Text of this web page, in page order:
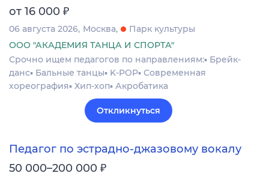
от 16 000 ₽
06 августа 2026 Москва
Парк культуры
ООО "АКАДЕМИЯ ТАНЦА И СПОРТА"
Срочно ищем педагогов по направлениям:▪️ Брейк-
данс▪️ Бальные танцы▪️ K-POP▪️ Современная
хореография▪️ Хип-хоп▪️ Акробатика
Откликнуться
Педагог по эстрадно-джазовому вокалу
50 000–200 000 ₽